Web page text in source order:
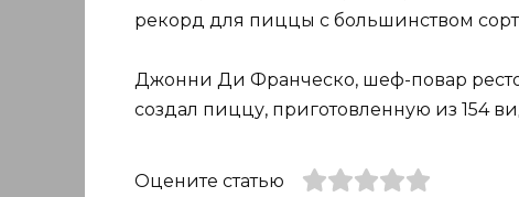
рекорд для пиццы с большинством
Джонни Ди Франческо, шеф-повар
создал пиццу, приготовленную из 154
Оцените статью